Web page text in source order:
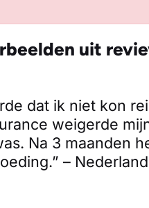
uit
dat ik niet kon
weigerde
Na 3 maanden
–